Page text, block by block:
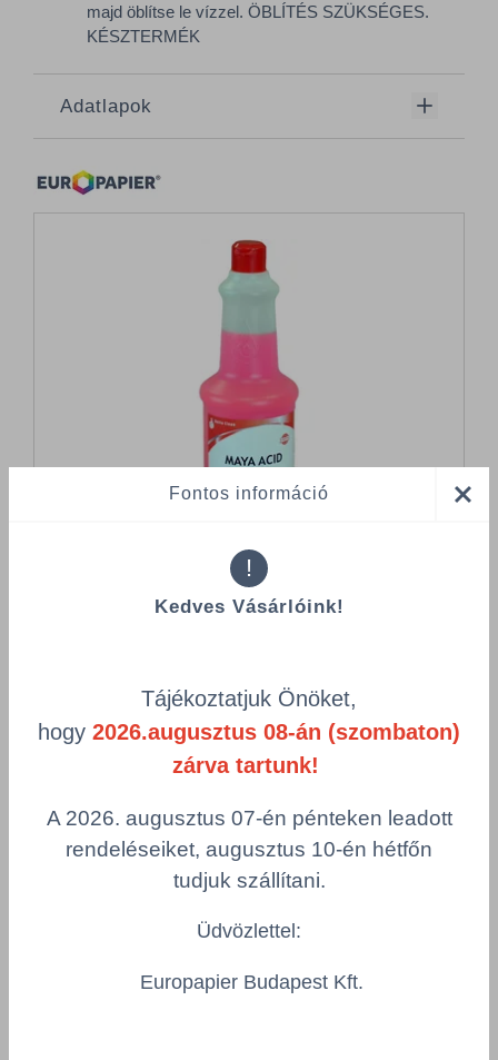
majd öblítse le vízzel. ÖBLÍTÉS SZÜKSÉGES.
KÉSZTERMÉK
Adatlapok
Termékek oldalanként
Cikkszám Csomagolás
Maya Acid 1 liter szanitertisztító - MAA1000
Csomagolás
Fontos információ
!
Kedves Vásárlóink!
Tájékoztatjuk Önöket,
hogy 2026.augusztus 08-án (szombaton)
zárva tartunk!
A 2026. augusztus 07-én pénteken leadott
rendeléseiket, augusztus 10-én hétfőn
tudjuk szállítani.
Üdvözlettel:
Europapier Budapest Kft.